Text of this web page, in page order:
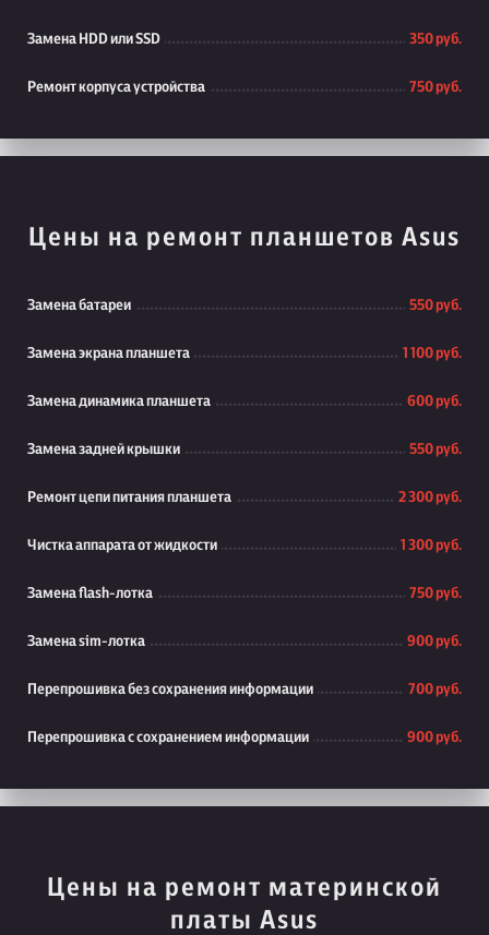
Замена HDD или SSD 350 руб.
Ремонт корпуса устройства 750 руб.
Цены на ремонт планшетов Asus
Замена батареи 550 руб.
Замена экрана планшета 1 100 руб.
Замена динамика планшета 600 руб.
Замена задней крышки 550 руб.
Ремонт цепи питания планшета 2 300 руб.
Чистка аппарата от жидкости 1 300 руб.
Замена flash-лотка 750 руб.
Замена sim-лотка 900 руб.
Перепрошивка без сохранения информации 700 руб.
Перепрошивка с сохранением информации 900 руб.
Цены на ремонт материнской
платы Asus